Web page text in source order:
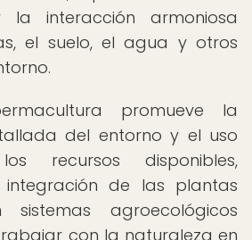
la interacción armoniosa
el suelo, el agua y otros
promueve la
del entorno y el uso
recursos disponibles,
de las plantas
sistemas agroecológicos
con la naturaleza en